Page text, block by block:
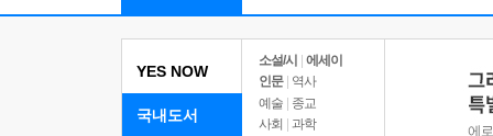
YES NOW
국내도서
소설/시
에세이
인문
역사
예술 | 종교
사회 | 과학